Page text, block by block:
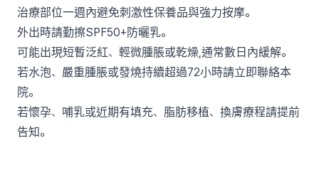
治療部位一週內避免刺激性保養品與強力按摩。
外出時請勤擦SPF50+防曬乳。
可能出現短暫泛紅、輕微腫脹或乾燥,通常數日內緩解。
若水泡、嚴重腫脹或發燒持續超過72小時請立即聯絡本
院。
若懷孕、哺乳或近期有填充、脂肪移植、換膚療程請提前
告知。